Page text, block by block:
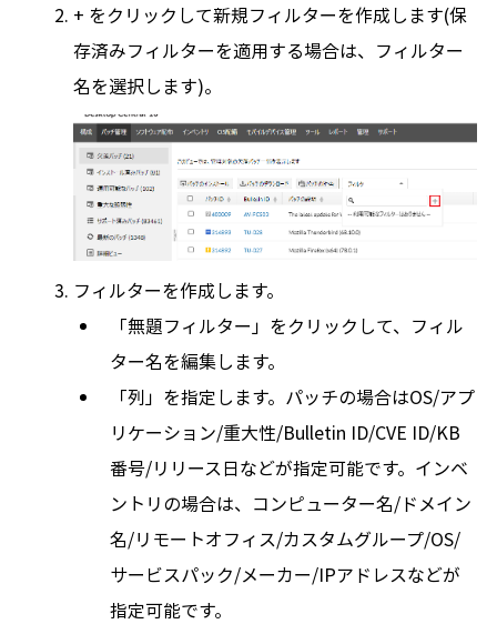
+ をクリックして新規フィルターを作成します(保
存済みフィルターを適用する場合は、フィルター
名を選択します)。
フィルターを作成します。
「無題フィルター」をクリックして、フィル
ター名を編集します。
「列」を指定します。パッチの場合はOS/アプ
リケーション/重大性/Bulletin ID/CVE ID/KB
番号/リリース日などが指定可能です。インベ
ントリの場合は、コンピューター名/ドメイン
名/リモートオフィス/カスタムグループ/OS/
サービスパック/メーカー/IPアドレスなどが
指定可能です。